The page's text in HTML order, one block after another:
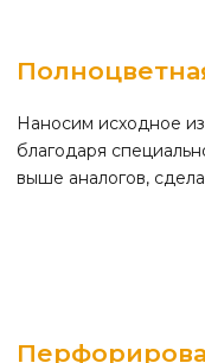
Наносим исходное
благодаря
выше аналогов,